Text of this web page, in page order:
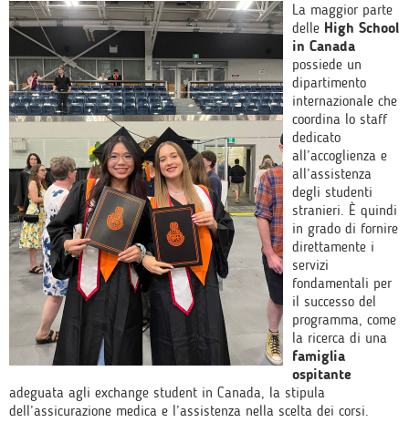
La maggior parte
delle High School
in Canada
possiede un
dipartimento
internazionale che
coordina lo staff
dedicato
all’accoglienza e
all’assistenza
degli studenti
stranieri. È quindi
in grado di fornire
direttamente i
servizi
fondamentali per
il successo del
programma, come
la ricerca di una
famiglia
ospitante
adeguata agli exchange student in Canada, la stipula
dell’assicurazione medica e l’assistenza nella scelta dei corsi.